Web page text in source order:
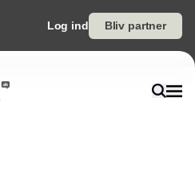
Log ind Bliv partner